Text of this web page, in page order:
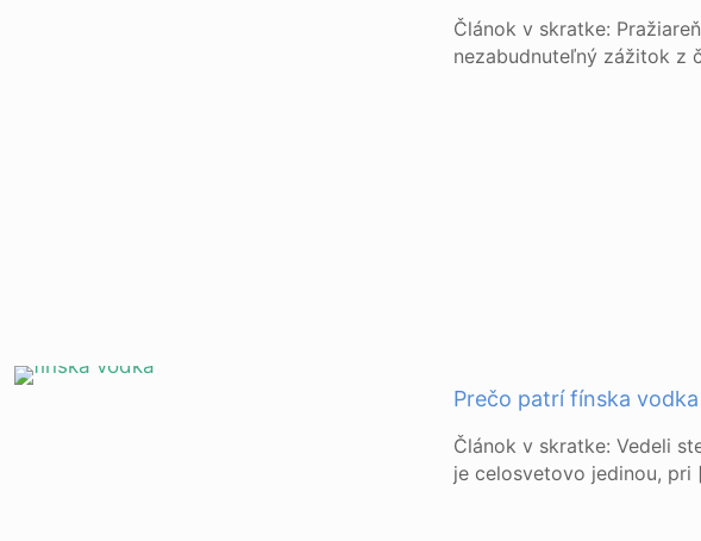
Článok v skratke:
nezabudnuteľný zážitok z
Prečo patrí fínska
Článok v skratke: Vedeli
je celosvetovo jedinou, pri